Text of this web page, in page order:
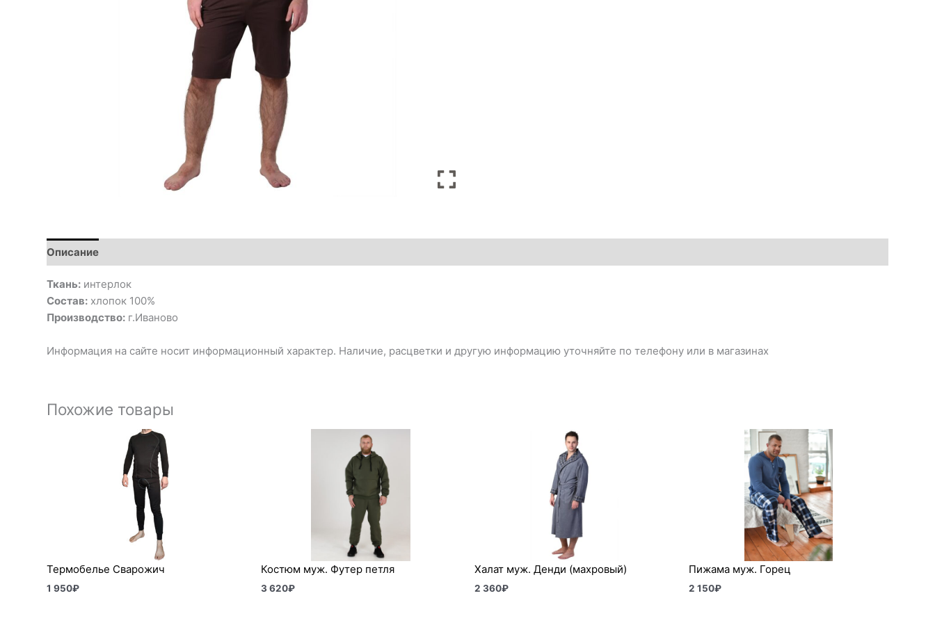
Описание
Ткань: интерлок
Состав: хлопок 100%
Производство: г.Иваново
Информация на сайте носит информационный характер. Наличие, расцветки и другую информацию уточняйте по телефону или в магазинах
Похожие товары
Термобелье Сварожич
1 950₽
Костюм муж. Футер петля
3 620₽
Халат муж. Денди (махровый)
2 360₽
Пижама муж. Горец
2 150₽